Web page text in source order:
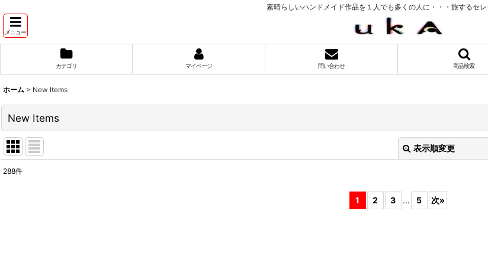
素晴らしいハンドメイド作品を１人でも多くの人に・・・旅するセ
メニュー
カテゴリ マイページ 問い合わせ 商品検索
ホーム > New Items
New Items
表示順変更
288件
1 2 3 ... 5 次»